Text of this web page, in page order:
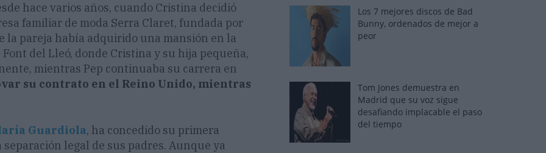
hace varios años, cuando Cristina decidió
familiar de moda Serra Claret, fundada por
la pareja había adquirido una mansión en la
del Lleó, donde Cristina y su hija pequeña,
mientras Pep continuaba su carrera en
su contrato en el Reino Unido, mientras
Guardiola, ha concedido su primera
legal de sus padres. Aunque ya
Los 7 mejores discos de Bad
Bunny, ordenados de mejor a
peor
Tom Jones demuestra en
Madrid que su voz sigue
desafiando implacable el paso
del tiempo